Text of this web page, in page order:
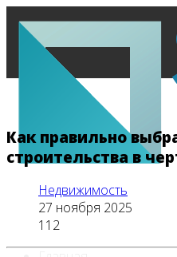
Как правильно
строительства в
Недвижимость
27 ноября 2025
112